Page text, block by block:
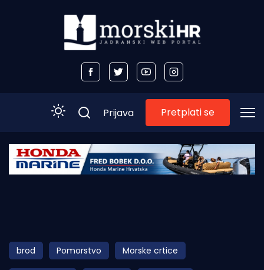
Početna
Obala
Otoci
Prijava Pretplati se
brod Pomorstvo Morske crtice